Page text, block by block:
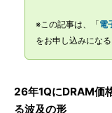
※この記事は、「 電
をお申し込みにな
26年1QにDRAM価
る波及の形